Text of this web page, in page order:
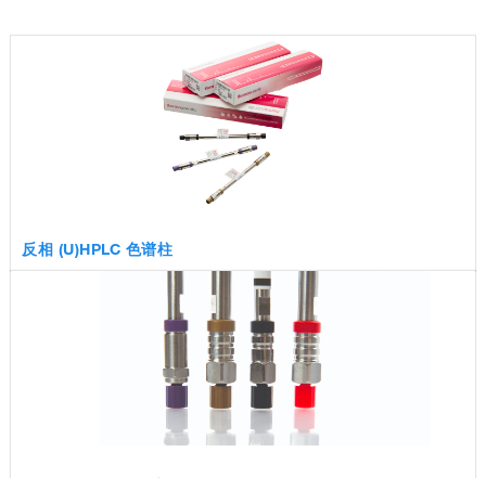
反相 (U)HPLC 色谱柱